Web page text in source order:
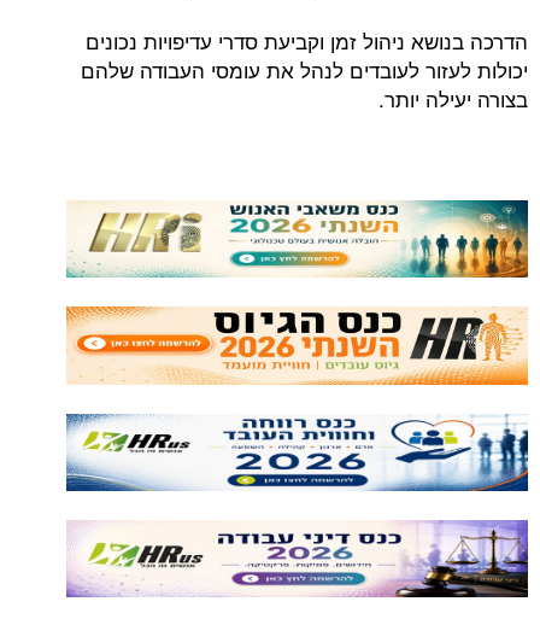
הדרכה בנושא ניהול זמן וקביעת סדרי עדיפויות נכונים
יכולות לעזור לעובדים לנהל את עומסי העבודה שלהם
בצורה יעילה יותר.